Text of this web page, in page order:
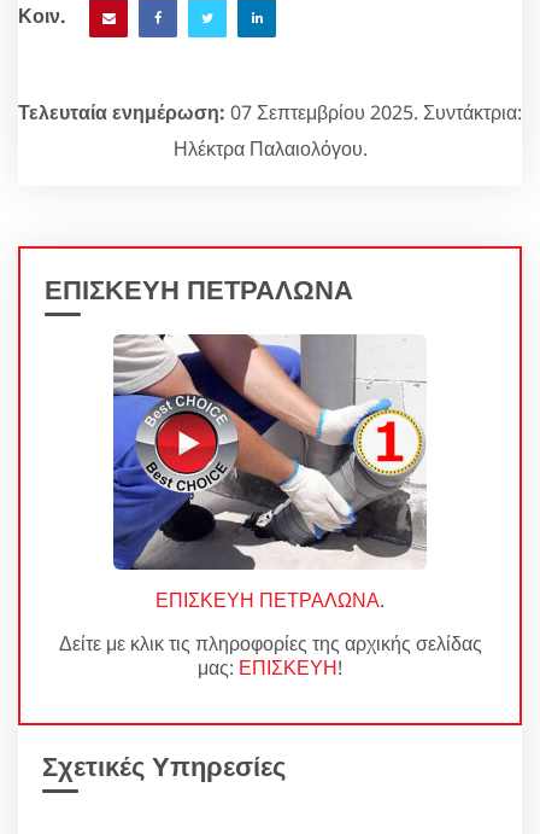
Κοιν.
Τελευταία ενημέρωση: 07 Σεπτεμβρίου 2025. Συντάκτρια:
Ηλέκτρα Παλαιολόγου.
ΕΠΙΣΚΕΥΗ ΠΕΤΡΑΛΩΝΑ
ΕΠΙΣΚΕΥΗ ΠΕΤΡΑΛΩΝΑ.
Δείτε με κλικ τις πληροφορίες της αρχικής σελίδας
μας: ΕΠΙΣΚΕΥΗ!
Σχετικές Υπηρεσίες